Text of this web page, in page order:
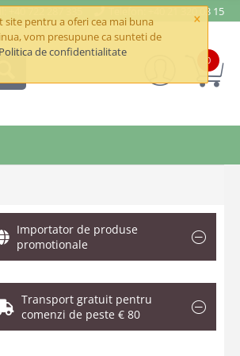
×
pentru a oferi cea mai buna
vom presupune ca sunteti de
Politica de confidentialitate
+40 722 287 335 Telefon: +40 21 320 03 15
0
Importator de produse
promotionale
Transport gratuit pentru
comenzi de peste € 80